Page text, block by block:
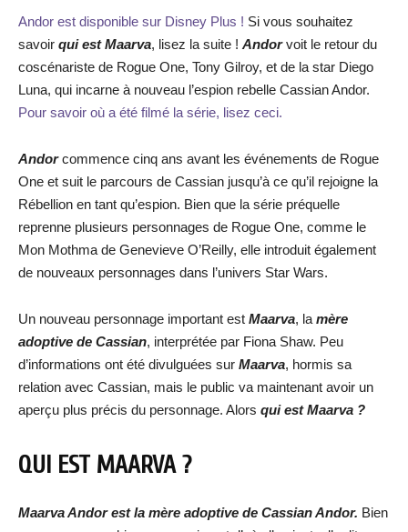
Andor est disponible sur Disney Plus ! Si vous souhaitez
savoir qui est Maarva, lisez la suite ! Andorvoit le retour du
coscénariste de Rogue One, Tony Gilroy, et de la star Diego
Luna, qui incarne à nouveau l’espion rebelle Cassian Andor.
Pour savoir où a été filmé la série, lisez ceci.
Andorcommence cinq ans avant les événements de Rogue
One et suit le parcours de Cassian jusqu’à ce qu’il rejoigne la
Rébellion en tant qu’espion. Bien que la série préquelle
reprenne plusieurs personnages de Rogue One, comme le
Mon Mothma de Genevieve O’Reilly, elle introduit également
de nouveaux personnages dans l’univers Star Wars.
Un nouveau personnage important est Maarva, la mère
adoptive de Cassian, interprétée par Fiona Shaw. Peu
d’informations ont été divulguées sur Maarva, hormis sa
relation avec Cassian, mais le public va maintenant avoir un
aperçu plus précis du personnage. Alors qui est Maarva ?
QUI EST MAARVA ?
Maarva Andor est la mère adoptive de Cassian Andor. Bien